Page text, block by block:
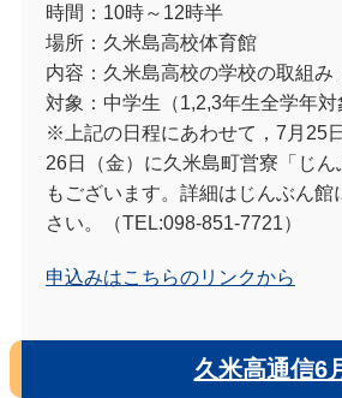
時間：10時～12時半
場所：久米島高校体育館
内容：久米島高校の学校の取組み
対象：中学生（1,2,3年生全学年対
※上記の日程にあわせて，7月25
26日（金）に久米島町営寮「じ
もございます。詳細はじんぶん
さい。（TEL:098-851-7721）
申込みはこちらのリンクから
久米高通信6